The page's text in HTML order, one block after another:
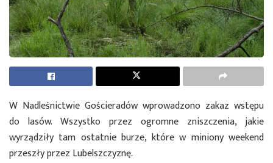
W Nadleśnictwie Gościeradów wprowadzono zakaz wstępu
do lasów. Wszystko przez ogromne zniszczenia, jakie
wyrządziły tam ostatnie burze, które w miniony weekend
przeszły przez Lubelszczyznę.